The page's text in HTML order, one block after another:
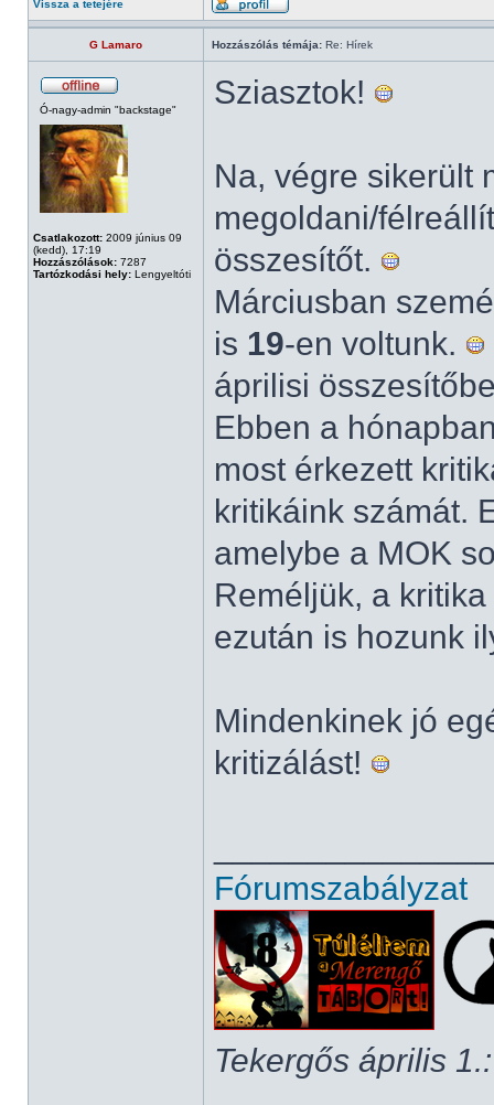
Vissza a tetejére
G Lamaro Hozzászólás témája: Re: Hírek
Ó-nagy-admin "backstage"
Csatlakozott: 2009 június 09
(kedd), 17:19
Hozzászólások: 7287
Tartózkodási hely: Lengyeltóti
Sziasztok!
Na, végre sikerült
megoldani/
összesítőt.
Márciusban
is 19-en voltunk.
áprilisi
Ebben a
most érkezett
kritikáink számát.
amelybe a MOK
Reméljük, a
ezután is hozunk
Mindenkinek jó
kritizálást!
Fórumszabályzat
Tekergős április 1.: